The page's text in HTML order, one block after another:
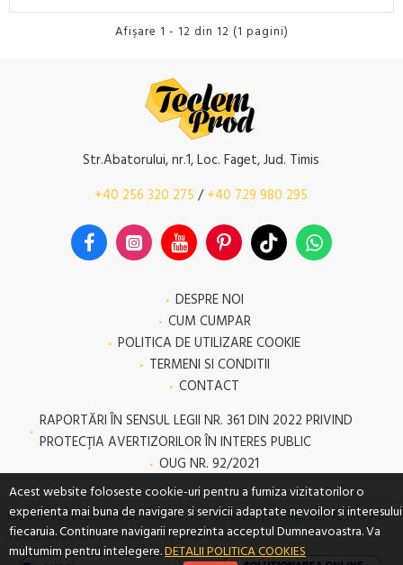
Afişare 1 - 12 din 12 (1 pagini)
Str.Abatorului, nr.1, Loc. Faget, Jud. Timis
+40 256 320 275 /+40 729 980 295
DESPRE NOI
CUM CUMPAR
POLITICA DE UTILIZARE COOKIE
TERMENI SI CONDITII
CONTACT
RAPORTĂRI ÎN SENSUL LEGII NR. 361 DIN 2022 PRIVIND
PROTECŢIA AVERTIZORILOR ÎN INTERES PUBLIC
OUG NR. 92/2021
© 2023 SC TECLEM PROD SRL, CIF: RO 10807130 | Nr. reg.: J35/703/1998 -
Toate drepturile rezervate - by DevPro.ro
Acest website foloseste cookie-uri pentru a furniza vizitatorilor o
experienta mai buna de navigare si servicii adaptate nevoilor si interesului
fiecaruia. Continuare navigarii reprezinta acceptul Dumneavoastra. Va
multumim pentru intelegere.DETALII POLITICA COOKIES